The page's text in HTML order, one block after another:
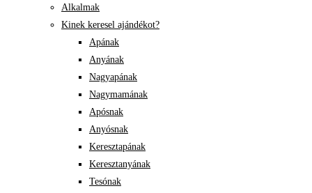
Alkalmak
Kinek keresel ajándékot?
Apának
Anyának
Nagyapának
Nagymamának
Apósnak
Anyósnak
Keresztapának
Keresztanyának
Tesónak